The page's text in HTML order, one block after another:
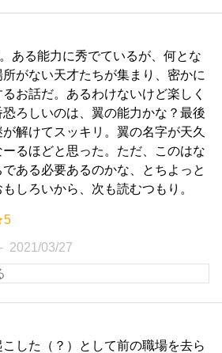
ある能力に秀でているが、何とな
所がない天才たちが集まり、密かに
お話だ。あるわけないけど楽しく
ろしいのは、翼の能力かな？最後
解けてスッキリ。翼の名字が天久
るほどと思った。ただ、このはな
である必要あるのかな、とちよっと
しろいから、次も読むつもり。
2021/03/27
こした（？）として前の職場を去ら